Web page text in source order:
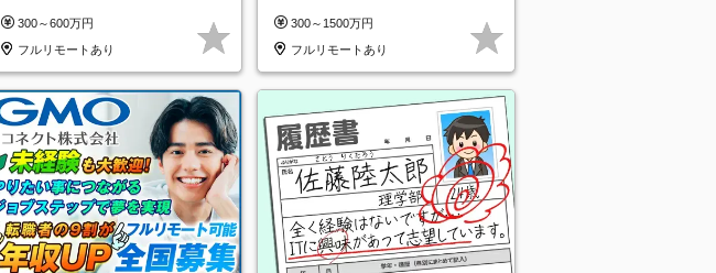
300～600万円
フルリモートあり
日以上
300～1500万円
フルリモートあり